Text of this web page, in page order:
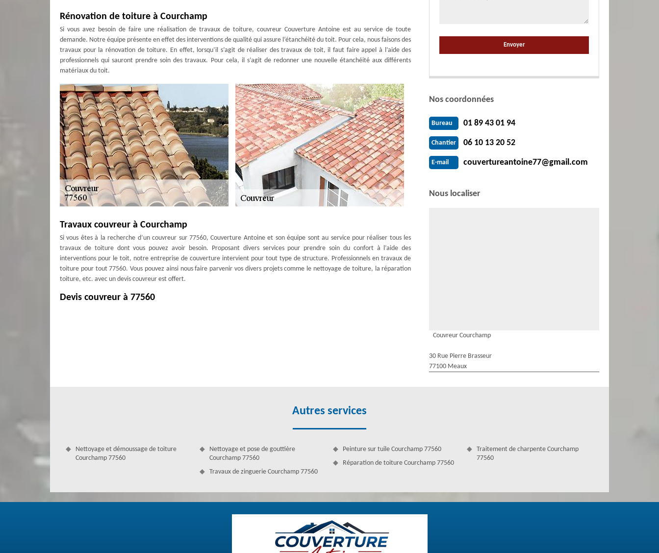
Rénovation de toiture à Courchamp
Si vous avez besoin de faire une réalisation de travaux de toiture, couvreur Couverture Antoine est au service de toute
demande. Notre équipe présente en effet des interventions de qualité qui assure l’étanchéité du toit. Pour cela, nous faisons des
travaux pour la rénovation de toiture. En effet, lorsqu’il s’agit de réaliser des travaux de toit, il faut faire appel à l’aide des
professionnels qui sauront prendre soin des travaux. Pour cela, il s’agit de redonner une nouvelle étanchéité aux différents
matériaux du toit.
Travaux couvreur à Courchamp
Si vous êtes à la recherche d’un couvreur sur 77560, Couverture Antoine et son équipe sont au service pour réaliser tous les
travaux de toiture dont vous pouvez avoir besoin. Proposant divers services pour prendre soin du confort à l’aide des
interventions pour le toit, notre entreprise de couverture intervient pour tout type de structure. Professionnels en travaux de
toiture pour tout 77560. Vous pouvez ainsi nous faire parvenir vos divers projets comme le nettoyage de toiture, la réparation
toiture, etc. avec un devis couvreur est offert.
Devis couvreur à 77560
Le devis couvreur est un moyen pour connaître le tarif des interventions pour les différents projets de toiture dont vous pouvez
avoir besoin. Professionnels dans notre domaine, nous réalisons des interventions fiables et assurées pour toute demande. Afin
de bénéficier le devis gratuit, il suffit de contacter notre équipe ou simplement remplir le formulaire en ligne et nous le faire
parvenir. Il s’agit alors pour nous de vous faire un retour dans les meilleurs délais (dans les 24 h). Professionnels de qualité, nous
Nos coordonnées
Bureau 01 89 43 01 94
Chantier 06 10 13 20 52
E-mail couvertureantoine77@gmail.com
Nous localiser
Couvreur Courchamp
30 Rue Pierre Brasseur
77100 Meaux
Autres services
Nettoyage et démoussage de toiture
Courchamp 77560
Nettoyage et pose de gouttière
Courchamp 77560
Travaux de zinguerie Courchamp 77560
Peinture sur tuile Courchamp 77560
Réparation de toiture Courchamp 77560
Traitement de charpente Courchamp
77560